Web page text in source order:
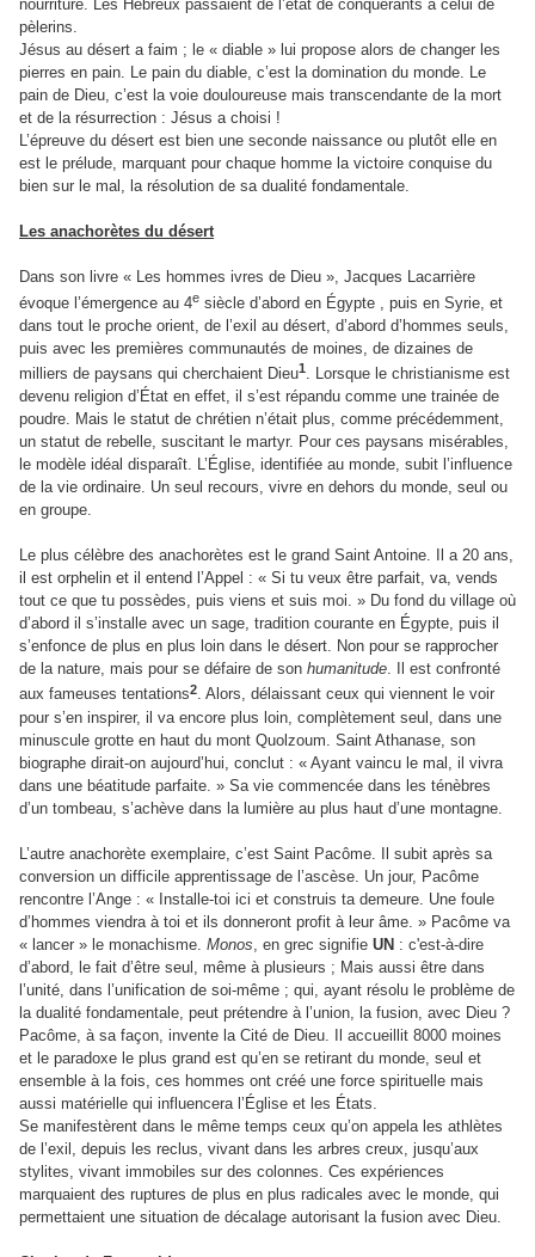
nourriture. Les Hébreux passaient de l’état de conquérants à celui de
pèlerins.
Jésus au désert a faim ; le « diable » lui propose alors de changer les
pierres en pain. Le pain du diable, c’est la domination du monde. Le
pain de Dieu, c’est la voie douloureuse mais transcendante de la mort
et de la résurrection : Jésus a choisi !
L’épreuve du désert est bien une seconde naissance ou plutôt elle en
est le prélude, marquant pour chaque homme la victoire conquise du
bien sur le mal, la résolution de sa dualité fondamentale.
Les anachorètes du désert
Dans son livre « Les hommes ivres de Dieu », Jacques Lacarrière
évoque l’émergence au 4e siècle d’abord en Égypte , puis en Syrie, et
dans tout le proche orient, de l’exil au désert, d’abord d’hommes seuls,
puis avec les premières communautés de moines, de dizaines de
milliers de paysans qui cherchaient Dieu1. Lorsque le christianisme est
devenu religion d’État en effet, il s’est répandu comme une trainée de
poudre. Mais le statut de chrétien n’était plus, comme précédemment,
un statut de rebelle, suscitant le martyr. Pour ces paysans misérables,
le modèle idéal disparaît. L’Église, identifiée au monde, subit l’influence
de la vie ordinaire. Un seul recours, vivre en dehors du monde, seul ou
en groupe.
Le plus célèbre des anachorètes est le grand Saint Antoine. Il a 20 ans,
il est orphelin et il entend l’Appel : « Si tu veux être parfait, va, vends
tout ce que tu possèdes, puis viens et suis moi. » Du fond du village où
d’abord il s’installe avec un sage, tradition courante en Égypte, puis il
s’enfonce de plus en plus loin dans le désert. Non pour se rapprocher
de la nature, mais pour se défaire de son humanitude. Il est confronté
aux fameuses tentations2. Alors, délaissant ceux qui viennent le voir
pour s’en inspirer, il va encore plus loin, complètement seul, dans une
minuscule grotte en haut du mont Quolzoum. Saint Athanase, son
biographe dirait-on aujourd’hui, conclut : « Ayant vaincu le mal, il vivra
dans une béatitude parfaite. » Sa vie commencée dans les ténèbres
d’un tombeau, s’achève dans la lumière au plus haut d’une montagne.
L’autre anachorète exemplaire, c’est Saint Pacôme. Il subit après sa
conversion un difficile apprentissage de l’ascèse. Un jour, Pacôme
rencontre l’Ange : « Installe-toi ici et construis ta demeure. Une foule
d’hommes viendra à toi et ils donneront profit à leur âme. » Pacôme va
« lancer » le monachisme. Monos , en grec signifie UN : c'est-à-dire
d’abord, le fait d’être seul, même à plusieurs ; Mais aussi être dans
l’unité, dans l’unification de soi-même ; qui, ayant résolu le problème de
la dualité fondamentale, peut prétendre à l’union, la fusion, avec Dieu ?
Pacôme, à sa façon, invente la Cité de Dieu. Il accueillit 8000 moines
et le paradoxe le plus grand est qu’en se retirant du monde, seul et
ensemble à la fois, ces hommes ont créé une force spirituelle mais
aussi matérielle qui influencera l’Église et les États.
Se manifestèrent dans le même temps ceux qu’on appela les athlètes
de l’exil, depuis les reclus, vivant dans les arbres creux, jusqu’aux
stylites, vivant immobiles sur des colonnes. Ces expériences
marquaient des ruptures de plus en plus radicales avec le monde, qui
permettaient une situation de décalage autorisant la fusion avec Dieu.